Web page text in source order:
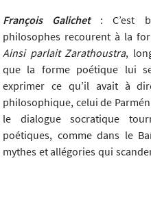
François Galichet: C’est
philosophes recourent à la
Ainsi parlait Zarathoustra,
que la forme poétique lui
exprimer ce qu’il avait à
philosophique, celui de
le dialogue socratique
poétiques, comme dans le
mythes et allégories qui